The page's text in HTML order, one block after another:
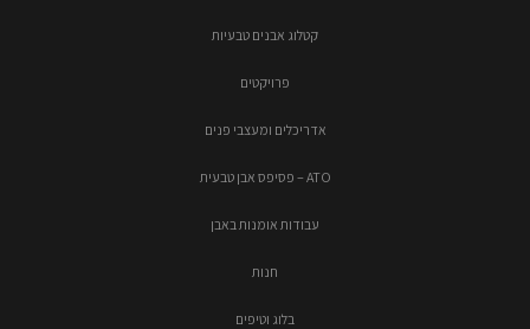
קטלוג אבנים טבעיות
פרויקטים
אדריכלים ומעצבי פנים
ATO – פסיפס אבן טבעית
עבודות אומנות באבן
חנות
בלוג וטיפים